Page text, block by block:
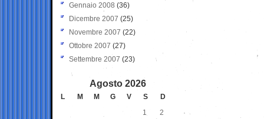
Gennaio 2008 (36)
Dicembre 2007 (25)
Novembre 2007 (22)
Ottobre 2007 (27)
Settembre 2007 (23)
Agosto 2026
L M M G V S
D
1
2